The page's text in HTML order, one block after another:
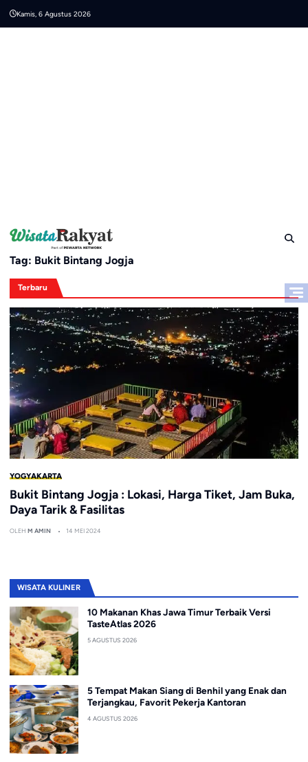
Kamis, 6 Agustus 2026
Tag: Bukit Bintang Jogja
Terbaru
YOGYAKARTA
Bukit Bintang Jogja : Lokasi, Harga Tiket, Jam Buka,
Daya Tarik & Fasilitas
OLEH M AMIN 14 MEI 2024
WISATA KULINER
10 Makanan Khas Jawa Timur Terbaik Versi
TasteAtlas 2026
5 AGUSTUS 2026
5 Tempat Makan Siang di Benhil yang Enak dan
Terjangkau, Favorit Pekerja Kantoran
4 AGUSTUS 2026